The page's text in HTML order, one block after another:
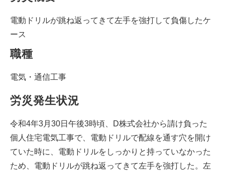
電動ドリルが跳ね返ってきて左手を強打して負傷したケ
ース
職種
電気・通信工事
労災発生状況
令和4年3月30日午後3時頃、D株式会社から請け負った
個人住宅電気工事で、電動ドリルで配線を通す穴を開け
ていた時に、電動ドリルをしっかりと持っていなかった
ため、電動ドリルが跳ね返ってきて左手を強打した。左